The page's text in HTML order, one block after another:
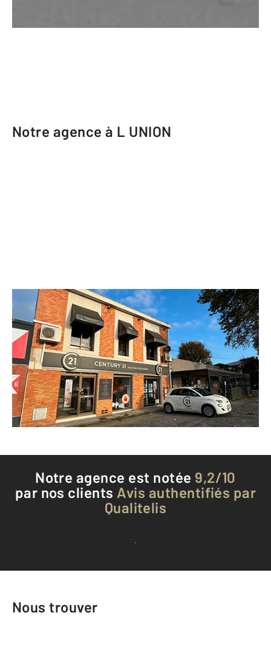
Notre agence à L UNION
CENTURY 21 Sud Azur Immobilier
55 avenue de Toulouse
L UNION - 31240
Envoyer un message
Téléphoner à l'agence
Notre agence est notée 9,2/10
par nos clients Avis authentifiés par
Qualitelis
Voir tous les avis clients
Nous trouver